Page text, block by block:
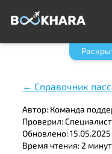
← Справочник
Автор: Команда
Проверил:
Обновлено: 15.05.2025
Время чтения: 2